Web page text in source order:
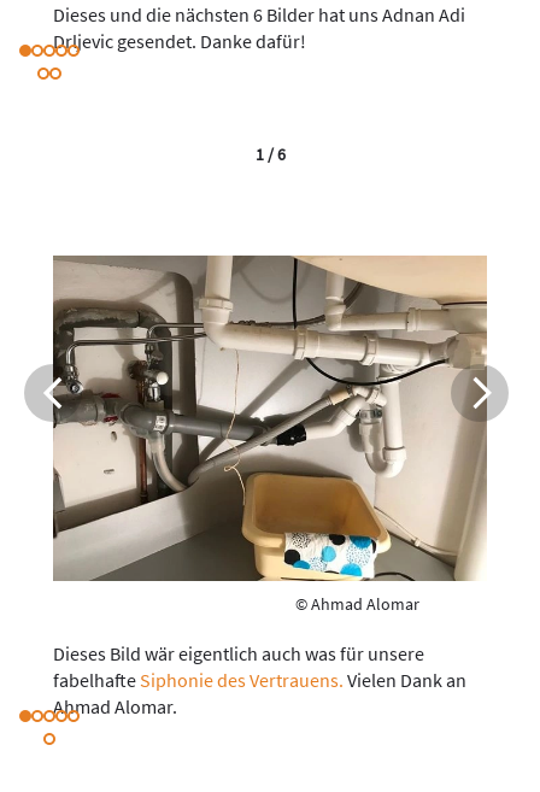
Dieses und die nächsten 6 Bilder hat uns Adnan Adi
Drljevic gesendet. Danke dafür!
© Ahmad Alomar
Dieses Bild wär eigentlich auch was für unsere
fabelhafte Siphonie des Vertrauens. Vielen Dank an
Ahmad Alomar.
1 / 6